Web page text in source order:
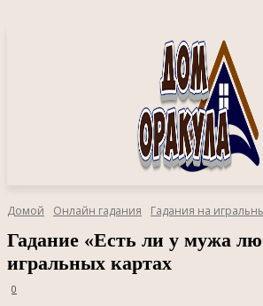
Домой Онлайн гадания Гадания на
Гадание «Есть ли у мужа
игральных картах
0